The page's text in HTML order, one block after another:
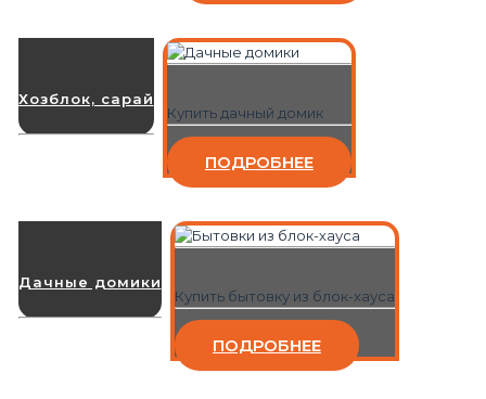
Хозблок, сарай
Купить дачный домик
ПОДРОБНЕЕ
Дачные домики
Купить бытовку из блок-хауса
ПОДРОБНЕЕ